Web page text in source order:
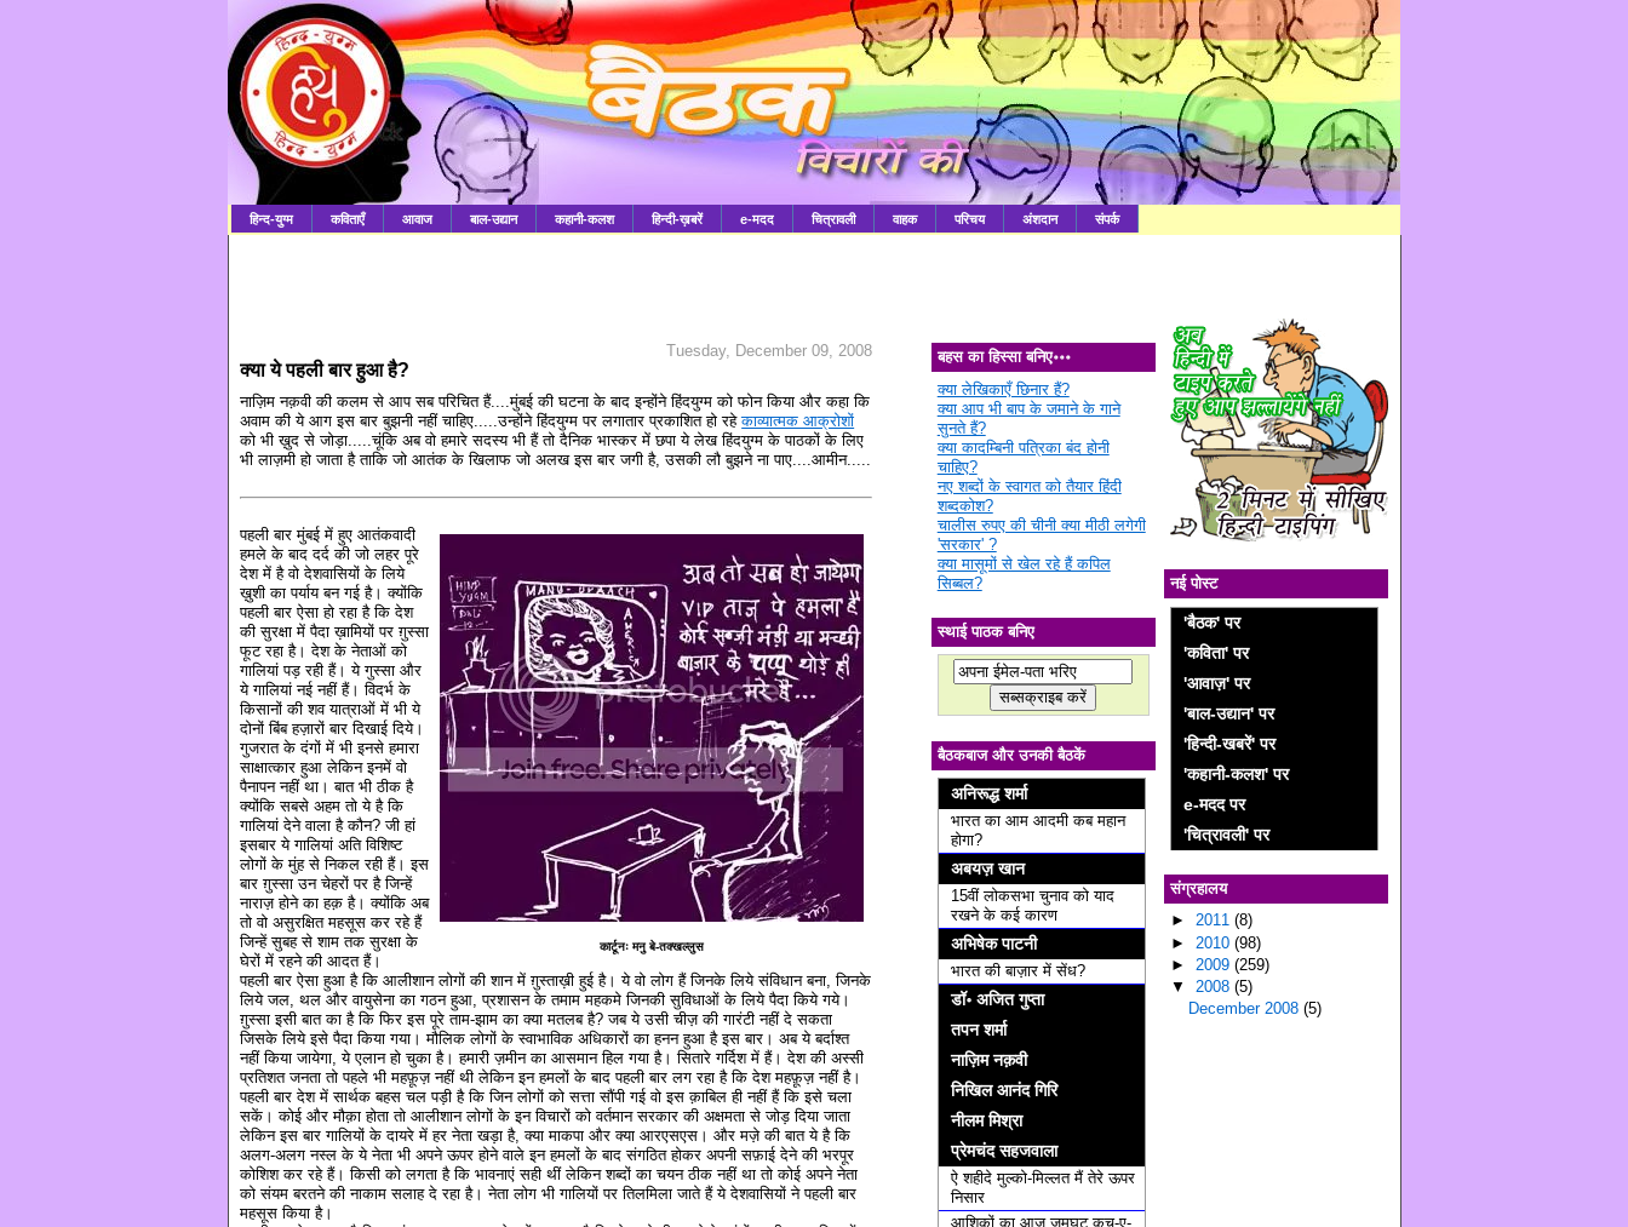
हिन्द-युग्म कविताएँ आवाज बाल-उद्यान कहानी-कलश हिन्दी-ख़बरें e-मदद चित्रावली वाहक परिचय अंशदान संपर्क
Tuesday, December 09, 2008
क्या ये पहली बार हुआ है?
नाज़िम नक़वी की कलम से आप सब परिचित हैं....मुंबई की घटना के बाद इन्होंने हिंदयुग्म को फोन किया और कहा कि
अवाम की ये आग इस बार बुझनी नहीं चाहिए.....उन्होंने हिंदयुग्म पर लगातार प्रकाशित हो रहेकाव्यात्मक आक्रोशों
को भी ख़ुद से जोड़ा.....चूंकि अब वो हमारे सदस्य भी हैं तो दैनिक भास्कर में छपा ये लेख हिंदयुग्म के पाठकों के लिए
भी लाज़मी हो जाता है ताकि जो आतंक के खिलाफ जो अलख इस बार जगी है, उसकी लौ बुझने ना पाए....आमीन.....
कार्टूनः मनु बे-तक्खल्लुस
पहली बार मुंबई में हुए आतंकवादी
हमले के बाद दर्द की जो लहर पूरे
देश में है वो देशवासियों के लिये
ख़ुशी का पर्याय बन गई है। क्योंकि
पहली बार ऐसा हो रहा है कि देश
की सुरक्षा में पैदा ख़ामियों पर ग़ुस्सा
फूट रहा है। देश के नेताओं को
गालियां पड़ रही हैं। ये गुस्सा और
ये गालियां नई नहीं हैं। विदर्भ के
किसानों की शव यात्राओं में भी ये
दोनों बिंब हज़ारों बार दिखाई दिये।
गुजरात के दंगों में भी इनसे हमारा
साक्षात्कार हुआ लेकिन इनमें वो
पैनापन नहीं था। बात भी ठीक है
क्योंकि सबसे अहम तो ये है कि
गालियां देने वाला है कौन? जी हां
इसबार ये गालियां अति विशिष्ट
लोगों के मुंह से निकल रही हैं। इस
बार ग़ुस्सा उन चेहरों पर है जिन्हें
नाराज़ होने का हक़ है। क्योंकि अब
तो वो असुरक्षित महसूस कर रहे हैं
जिन्हें सुबह से शाम तक सुरक्षा के
घेरों में रहने की आदत हैं।
पहली बार ऐसा हुआ है कि आलीशान लोगों की शान में ग़ुस्ताख़ी हुई है। ये वो लोग हैं जिनके लिये संविधान बना, जिनके
लिये जल, थल और वायुसेना का गठन हुआ, प्रशासन के तमाम महकमे जिनकी सुविधाओं के लिये पैदा किये गये।
ग़ुस्सा इसी बात का है कि फिर इस पूरे ताम-झाम का क्या मतलब है? जब ये उसी चीज़ की गारंटी नहीं दे सकता
जिसके लिये इसे पैदा किया गया। मौलिक लोगों के स्वाभाविक अधिकारों का हनन हुआ है इस बार। अब ये बर्दाश्त
नहीं किया जायेगा, ये एलान हो चुका है। हमारी ज़मीन का आसमान हिल गया है। सितारे गर्दिश में हैं। देश की अस्सी
प्रतिशत जनता तो पहले भी महफ़ूज़ नहीं थी लेकिन इन हमलों के बाद पहली बार लग रहा है कि देश महफ़ूज़ नहीं है।
पहली बार देश में सार्थक बहस चल पड़ी है कि जिन लोगों को सत्ता सौंपी गई वो इस क़ाबिल ही नहीं हैं कि इसे चला
सकें। कोई और मौक़ा होता तो आलीशान लोगों के इन विचारों को वर्तमान सरकार की अक्षमता से जोड़ दिया जाता
लेकिन इस बार गालियों के दायरे में हर नेता खड़ा है, क्या माकपा और क्या आरएसएस। और मज़े की बात ये है कि
अलग-अलग नस्ल के ये नेता भी अपने ऊपर होने वाले इन हमलों के बाद संगठित होकर अपनी सफ़ाई देने की भरपूर
कोशिश कर रहे हैं। किसी को लगता है कि भावनाएं सही थीं लेकिन शब्दों का चयन ठीक नहीं था तो कोई अपने नेता
को संयम बरतने की नाकाम सलाह दे रहा है। नेता लोग भी गालियों पर तिलमिला जाते हैं ये देशवासियों ने पहली बार
महसूस किया है।
बहस का हिस्सा बनिए॰॰॰
क्या लेखिकाएँ छिनार हैं?
क्या आप भी बाप के जमाने के गाने
सुनते हैं?
क्या कादम्बिनी पत्रिका बंद होनी
चाहिए?
नए शब्दों के स्वागत को तैयार हिंदी
शब्दकोश?
चालीस रुपए की चीनी क्या मीठी लगेगी
'सरकार' ?
क्या मासूमों से खेल रहे हैं कपिल
सिब्बल?
स्थाई पाठक बनिए
बैठकबाज और उनकी बैठकें
अनिरूद्ध शर्मा
भारत का आम आदमी कब महान
होगा?
अबयज़ खान
15वीं लोकसभा चुनाव को याद
रखने के कई कारण
अभिषेक पाटनी
भारत की बाज़ार में सेंध?
डॉ॰ अजित गुप्ता
तपन शर्मा
नाज़िम नक़वी
निखिल आनंद गिरि
नीलम मिश्रा
प्रेमचंद सहजवाला
ऐ शहीदे मुल्को-मिल्लत मैं तेरे ऊपर
निसार
आशिकों का आज जमघट कूच-ए-
नई पोस्ट
'बैठक' पर
'कविता' पर
'आवाज़' पर
'बाल-उद्यान' पर
'हिन्दी-खबरें' पर
'कहानी-कलश' पर
e-मदद पर
'चित्रावली' पर
संग्रहालय
►2011(8)
► 2010(98)
► 2009(259)
▼ 2008(5)
December 2008(5)